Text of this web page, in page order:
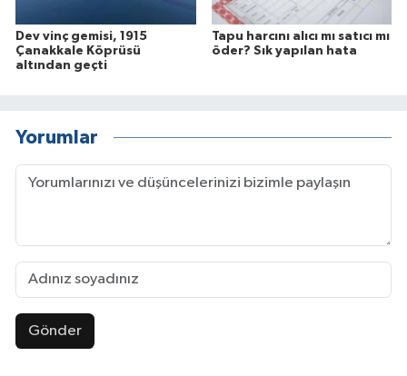
Dev vinç gemisi, 1915
Çanakkale Köprüsü
altından geçti
Tapu harcını alıcı mı satıcı mı
öder? Sık yapılan hata
Yorumlar
Gönder